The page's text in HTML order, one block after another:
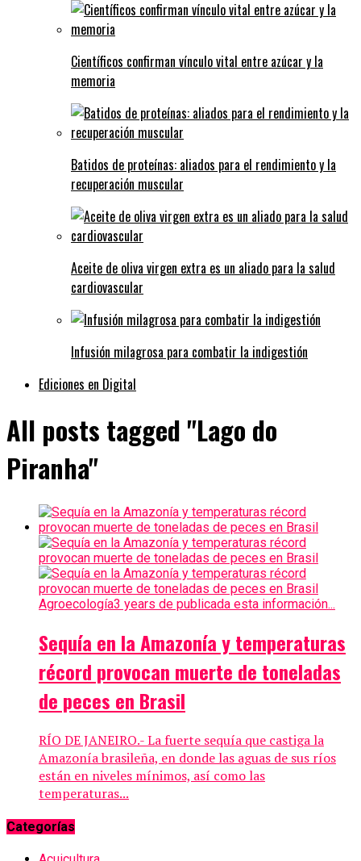
Científicos confirman vínculo vital entre azúcar y la
memoria
Batidos de proteínas: aliados para el rendimiento y la
recuperación muscular
Aceite de oliva virgen extra es un aliado para la salud
cardiovascular
Infusión milagrosa para combatir la indigestión
Ediciones en Digital
All posts tagged "Lago do
Piranha"
Agroecología3 years de publicada esta información...
Sequía en la Amazonía y temperaturas
récord provocan muerte de toneladas
de peces en Brasil
RÍO DE JANEIRO.- La fuerte sequía que castiga la
Amazonía brasileña, en donde las aguas de sus ríos
están en niveles mínimos, así como las
temperaturas...
Categorías